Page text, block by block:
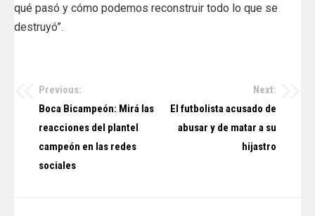
qué pasó y cómo podemos reconstruir todo lo que se
destruyó”.
Navegación
entradas
Previous:
Boca Bicampeón: Mirá las
reacciones del plantel
campeón en las redes
sociales
Next:
El futbolista acusado de
abusar y de matar a su
hijastro